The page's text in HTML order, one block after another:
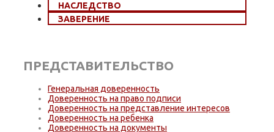
НАСЛЕДСТВО
ЗАВЕРЕНИЕ
ПРЕДСТАВИТЕЛЬСТВО
Генеральная доверенность
Доверенность на право подписи
Доверенность на представление интересов
Доверенность на ребенка
Доверенность на документы